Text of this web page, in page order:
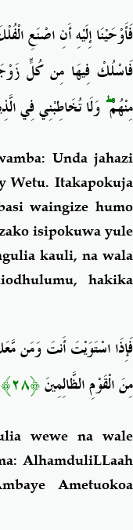
فَأَوْحَيْنَا إِلَيْهِ أَنِ اصْنَعِ
فَاسْلُكْ فِيهَا مِن كُلٍّ
مِنْهُمْۖوَلَا تُخَاطِبْنِي فِي
Unda jahazi
Wetu. Itakapokuja
waingize humo
isipokuwa yule
kauli, na wala
hakika
فَإِذَا اسْتَوَيْتَ أَنتَ وَمَن
مِنَ الْقَوْمِ الظَّالِمِينَ﴿٢٨﴾
wewe na wale
AlhamduliLLaah
Ametuokoa